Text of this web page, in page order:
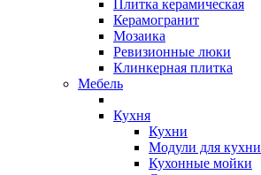
Плитка керамическая
Керамогранит
Мозаика
Ревизионные люки
Клинкерная плитка
Мебель
Кухня
Кухни
Модули для кухни
Кухонные мойки